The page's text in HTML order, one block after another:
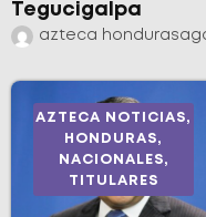
Tegucigalpa
azteca honduras
AZTECA NOTICIAS,
HONDURAS,
NACIONALES,
TITULARES